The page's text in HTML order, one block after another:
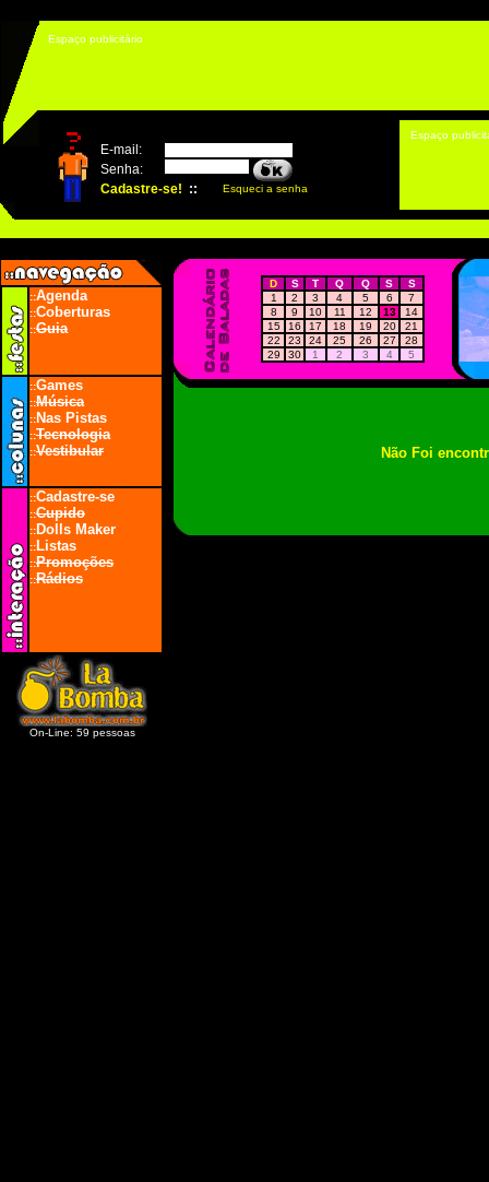
Espaço publicitário
Espaço
::Agenda
::Coberturas
::Guia
::Games
::Música
::Nas Pistas
::Tecnologia
::Vestibular
::Cadastre-se
::Cupido
::Dolls Maker
::Listas
::Promoções
::Rádios
On-Line: 59 pessoas
Não Foi
D S T Q Q S
S
1
2 3 4 5 6
7
8
9 10 11 12 13
14
15
16 17 18 19 20
21
22
23 24 25 26 27
28
29
30 1 2 3 4 5